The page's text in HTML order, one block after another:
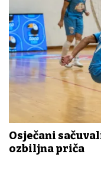
Osječani
ozbiljna priča